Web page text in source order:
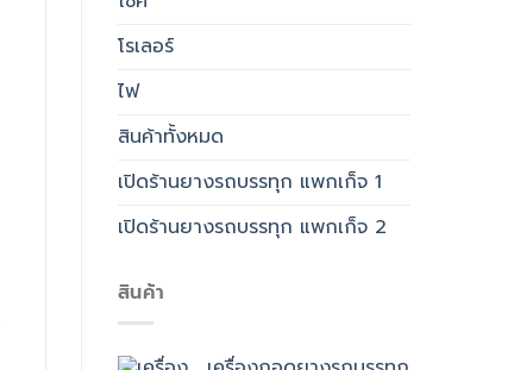
โรเลอร์
ไฟ
สินค้าทั้งหมด
เปิดร้านยางรถบรรทุก แพกเก็จ 1
เปิดร้านยางรถบรรทุก แพกเก็จ 2
สินค้า